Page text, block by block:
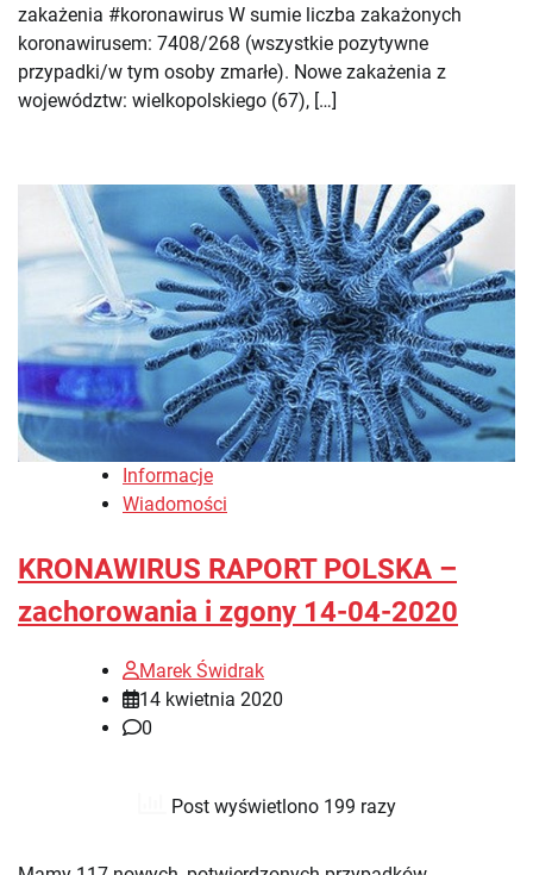
zakażenia #koronawirus W sumie liczba zakażonych
koronawirusem: 7408/268 (wszystkie pozytywne
przypadki/w tym osoby zmarłe). Nowe zakażenia z
województw: wielkopolskiego (67), […]
Informacje
Wiadomości
KRONAWIRUS RAPORT POLSKA –
zachorowania i zgony 14-04-2020
Marek Świdrak
14 kwietnia 2020
0
Post wyświetlono 199 razy